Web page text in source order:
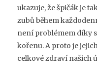
ukazuje, že špičák je
zubů během
není problémem díky
kořenu. A proto je
celkové zdraví našich